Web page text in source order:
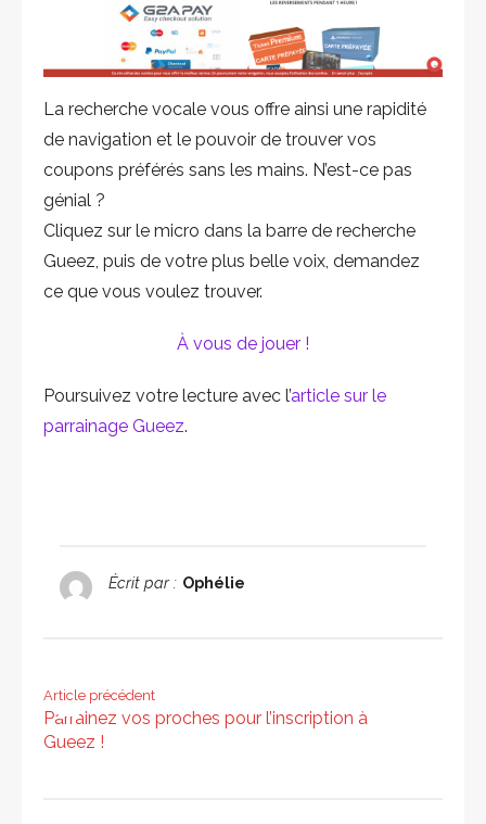
La recherche vocale vous offre ainsi une rapidité
de navigation et le pouvoir de trouver vos
coupons préférés sans les mains. N’est-ce pas
génial ?
Cliquez sur le micro dans la barre de recherche
Gueez, puis de votre plus belle voix, demandez
ce que vous voulez trouver.
À vous de jouer !
Poursuivez votre lecture avec l’article sur le
parrainage Gueez.
Écrit par : Ophélie
Article précédent
Parrainez vos proches pour l’inscription à
Gueez !